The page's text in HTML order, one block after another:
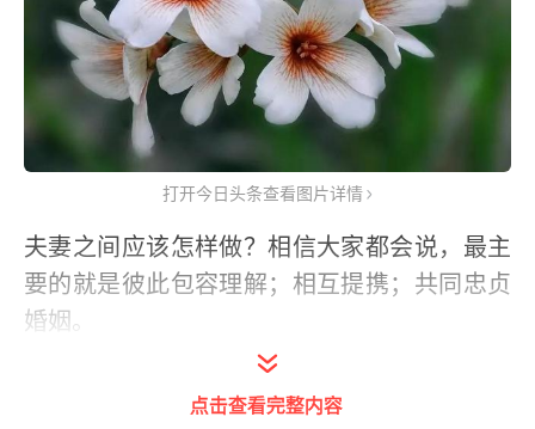
打开今日头条查看图片详情
夫妻之间应该怎样做？相信大家都会说，最主
要的就是彼此包容理解；相互提携；共同忠贞
婚姻。
是的，能做到这几点，婚姻是不会起波澜的。
点击查看完整内容